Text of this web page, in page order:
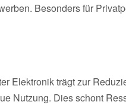
Besonders für
Elektronik trägt zur
Nutzung. Dies schont